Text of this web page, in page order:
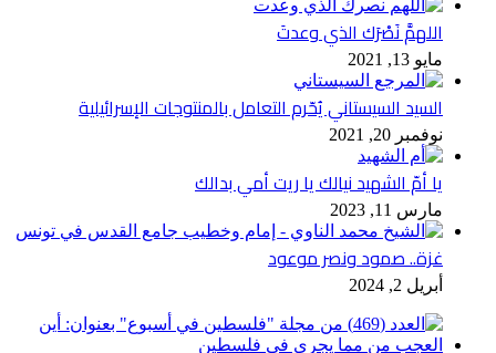
اللهمَّ نَصْرَك الذي وعدتَ
مايو 13, 2021
السيد السيستاني يُحّرم التعامل بالمنتوجات الإسرائيلية
نوفمبر 20, 2021
يا أمّ الشهيد نيالك يا ريت أمي بدالك
مارس 11, 2023
غزة.. صمود ونصر موعود
أبريل 2, 2024